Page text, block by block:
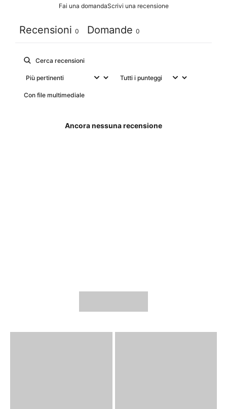
Fai una domandaScrivi una recensione
Recensioni 0 Domande 0
Con file multimediale
Ancora nessuna recensione